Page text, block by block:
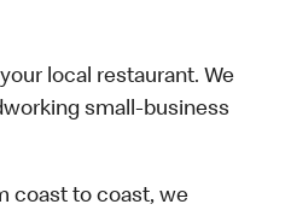
local restaurant. We
small-business
coast to coast, we